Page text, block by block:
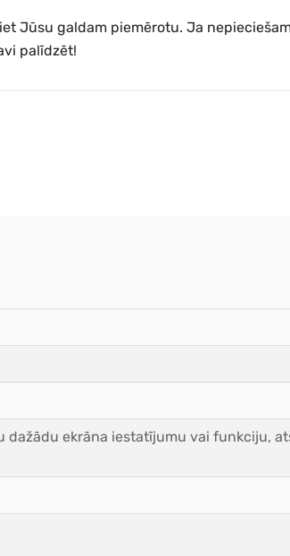
Jūsu galdam piemērotu. Ja
palīdzēt!
ekrāna iestatījumu vai funkciju,